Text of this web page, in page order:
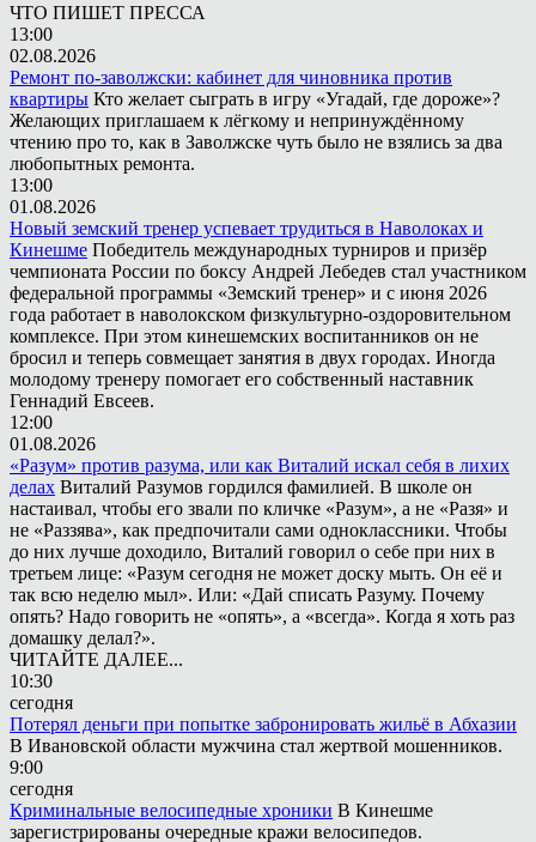
ЧТО ПИШЕТ ПРЕССА
13:00
02.08.2026
Ремонт по-заволжски: кабинет для чиновника против
квартиры Кто желает сыграть в игру «Угадай, где дороже»?
Желающих приглашаем к лёгкому и непринуждённому
чтению про то, как в Заволжске чуть было не взялись за два
любопытных ремонта.
13:00
01.08.2026
Новый земский тренер успевает трудиться в Наволоках и
Кинешме Победитель международных турниров и призёр
чемпионата России по боксу Андрей Лебедев стал участником
федеральной программы «Земский тренер» и с июня 2026
года работает в наволокском физкультурно-оздоровительном
комплексе. При этом кинешемских воспитанников он не
бросил и теперь совмещает занятия в двух городах. Иногда
молодому тренеру помогает его собственный наставник
Геннадий Евсеев.
12:00
01.08.2026
«Разум» против разума, или как Виталий искал себя в лихих
делах Виталий Разумов гордился фамилией. В школе он
настаивал, чтобы его звали по кличке «Разум», а не «Разя» и
не «Раззява», как предпочитали сами одноклассники. Чтобы
до них лучше доходило, Виталий говорил о себе при них в
третьем лице: «Разум сегодня не может доску мыть. Он её и
так всю неделю мыл». Или: «Дай списать Разуму. Почему
опять? Надо говорить не «опять», а «всегда». Когда я хоть раз
домашку делал?».
ЧИТАЙТЕ ДАЛЕЕ...
10:30
сегодня
Потерял деньги при попытке забронировать жильё в Абхазии
В Ивановской области мужчина стал жертвой мошенников.
9:00
сегодня
Криминальные велосипедные хроники В Кинешме
зарегистрированы очередные кражи велосипедов.